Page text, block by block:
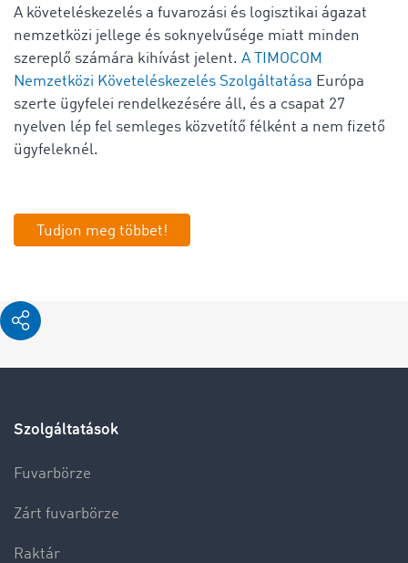
A követeléskezelés a fuvarozási és logisztikai ágazat
nemzetközi jellege és soknyelvűsége miatt minden
szereplő számára kihívást jelent. A TIMOCOM
Nemzetközi Követeléskezelés Szolgáltatása Európa
szerte ügyfelei rendelkezésére áll, és a csapat 27
nyelven lép fel semleges közvetítő félként a nem fizető
ügyfeleknél.
Tudjon meg többet!
Szolgáltatások
Fuvarbörze
Zárt fuvarbörze
Raktár